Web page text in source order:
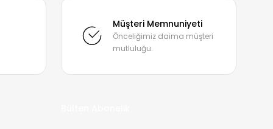
Müşteri Memnuniyeti
Önceliğimiz daima müşteri
mutluluğu.